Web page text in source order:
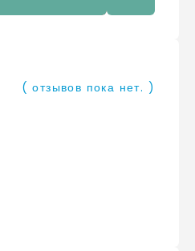
( отзывов пока нет. )